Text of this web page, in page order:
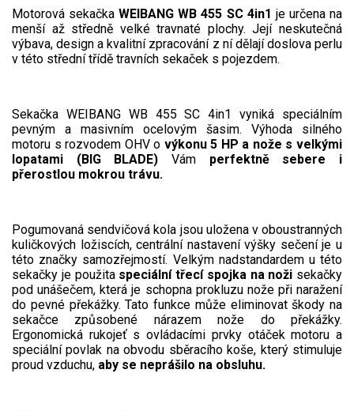
Aku STIHL
Aku AL-KO
VARI
VARI malotraktory
VARI multifunkční nosiče
Vertikutátory
Kultivátory
Nůžky na živý plot
Vysavače a foukače
Motorová sekačkaWEIBANG WB 455 SC 4in1 je určena na
menší až středně velké travnaté plochy. Její neskutečná
výbava, design a kvalitní zpracování z ní dělají doslova perlu
v této střední třídě travních sekaček s pojezdem.
Sekačka WEIBANG WB 455 SC 4in1
vyniká speciálním
pevným a masivním ocelovým šasim. Výhoda silného
motoru s rozvodem OHV o výkonu 5 HP a nože s velkými
lopatami (BIG BLADE) Vám perfektně sebere i
přerostlou mokrou trávu.
Pogumovaná sendvičová kola jsou uložena v oboustranných
kuličkových ložiscích, centrální nastavení výšky sečení je u
této značky samozřejmostí. Velkým nadstandardem u této
sekačky je použita speciální třecí spojka na noži sekačky
pod unášečem, která je schopna prokluzu nože při naražení
do pevné překážky. Tato funkce může eliminovat škody na
sekačce způsobené nárazem nože do překážky.
Ergonomická rukojeť s ovládacími prvky otáček motoru a
speciální povlak na obvodu sběracího koše, který stimuluje
proud vzduchu, aby se neprášilo na obsluhu.